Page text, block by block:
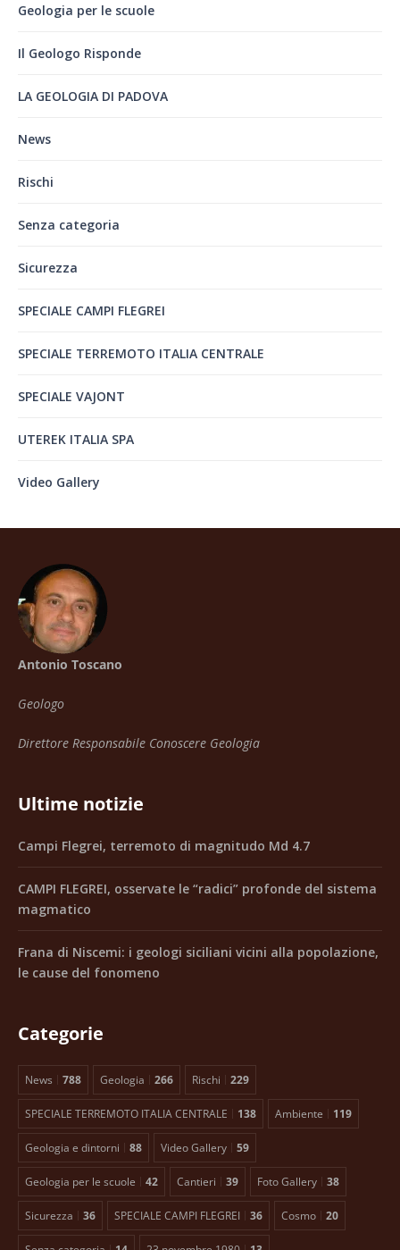
Geologia per le scuole
Il Geologo Risponde
LA GEOLOGIA DI PADOVA
News
Rischi
Senza categoria
Sicurezza
SPECIALE CAMPI FLEGREI
SPECIALE TERREMOTO ITALIA CENTRALE
SPECIALE VAJONT
UTEREK ITALIA SPA
Video Gallery
Antonio Toscano
Geologo
Direttore Responsabile Conoscere Geologia
Ultime notizie
Campi Flegrei, terremoto di magnitudo Md 4.7
CAMPI FLEGREI, osservate le “radici” profonde del sistema
magmatico
Frana di Niscemi: i geologi siciliani vicini alla popolazione,
le cause del fonomeno
Categorie
News 788 Geologia 266 Rischi 229
SPECIALE TERREMOTO ITALIA CENTRALE 138 Ambiente 119
Geologia e dintorni 88 Video Gallery 59
Geologia per le scuole 42 Cantieri 39 Foto Gallery 38
Sicurezza 36 SPECIALE CAMPI FLEGREI 36 Cosmo 20